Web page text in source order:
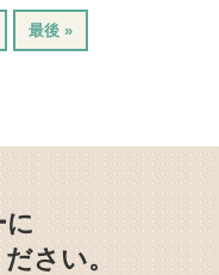
最後 »
に
さい。